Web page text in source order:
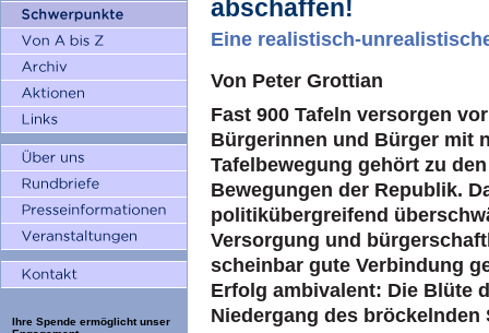
Ihre Spende ermöglicht unser
abschaffen!
Eine realistisch-
Von Peter Grottian
Fast 900 Tafeln versorgen
Bürgerinnen und Bürger mit
Tafelbewegung gehört zu
Bewegungen der Republik.
politikübergreifend
Versorgung und
scheinbar gute Verbindung
Erfolg ambivalent: Die Blüte
Niedergang des bröckelnden